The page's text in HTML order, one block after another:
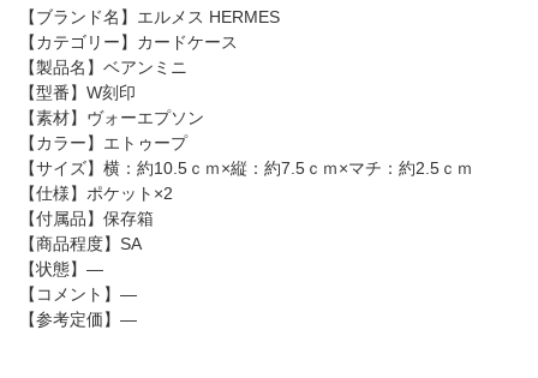
【ブランド名】エルメス HERMES
【カテゴリー】カードケース
【製品名】ベアンミニ
【型番】W刻印
【素材】ヴォーエプソン
【カラー】エトゥープ
【サイズ】横：約10.5ｃｍ×縦：約7.5ｃｍ×マチ：約2.5ｃｍ
【仕様】ポケット×2
【付属品】保存箱
【商品程度】SA
【状態】―
【コメント】―
【参考定価】―